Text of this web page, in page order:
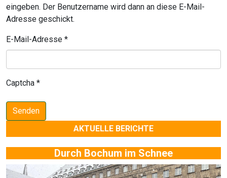
eingeben. Der Benutzername wird dann an diese E-Mail-
Adresse geschickt.
E-Mail-Adresse *
Captcha *
Senden
AKTUELLE BERICHTE
Durch Bochum im Schnee